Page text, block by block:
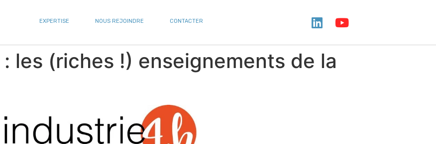
EXPERTISE NOUS REJOINDRE CONTACTER
les (riches !) enseignements de la